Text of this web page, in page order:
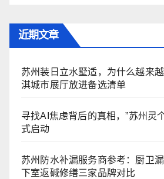
近期文章
苏州装日立水墅适，为什么越来
淇城市展厅放进备选清单
寻找AI焦虑背后的真相，”苏州灵
式启动
苏州防水补漏服务商参考：厨卫
下室返碱修缮三家品牌对比